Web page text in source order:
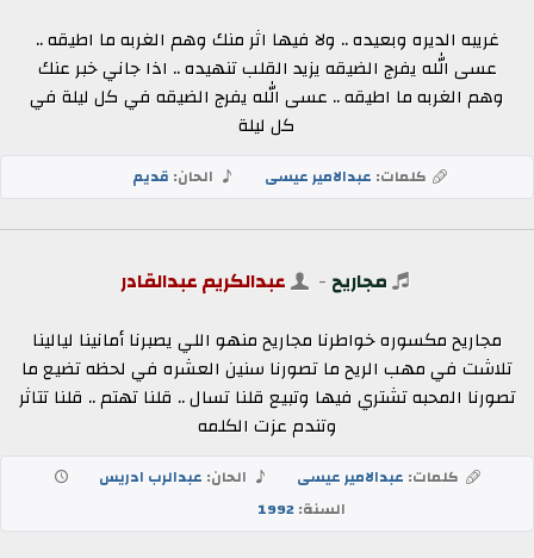
غريبه الديره وبعيده .. ولا فيها اثر منك وهم الغربه ما اطيقه ..
عسى الله يفرج الضيقه يزيد القلب تنهيده .. اذا جاني خبر عنك
وهم الغربه ما اطيقه .. عسى الله يفرج الضيقه في كل ليلة في
كل ليلة
كلمات: عبدالامير عيسى الحان: قديم
مجاريح - عبدالكريم عبدالقادر
مجاريح مكسوره خواطرنا مجاريح منهو اللي يصبرنا أمانينا ليالينا
تلاشت في مهب الريح ما تصورنا سنين العشره في لحظه تضيع ما
تصورنا المحبه تشتري فيها وتبيع قلنا تسال .. قلنا تهتم .. قلنا تتاثر
وتندم عزت الكلمه
كلمات: عبدالامير عيسى الحان: عبدالرب ادريس
السنة:1992